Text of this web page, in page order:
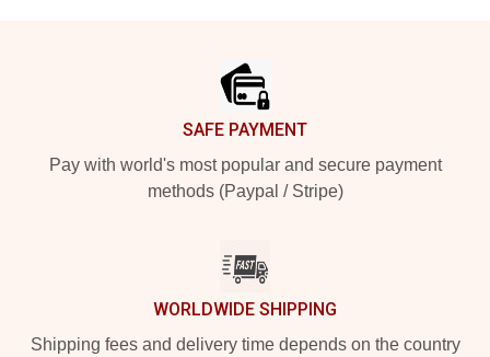
SAFE PAYMENT
Pay with world's most popular and secure payment
methods (Paypal / Stripe)
WORLDWIDE SHIPPING
Shipping fees and delivery time depends on the country